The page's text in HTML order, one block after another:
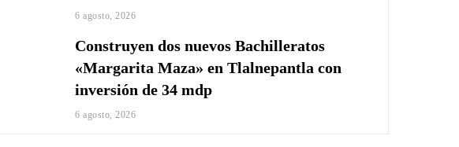
6 agosto, 2026
Construyen dos nuevos Bachilleratos
«Margarita Maza» en Tlalnepantla con
inversión de 34 mdp
6 agosto, 2026